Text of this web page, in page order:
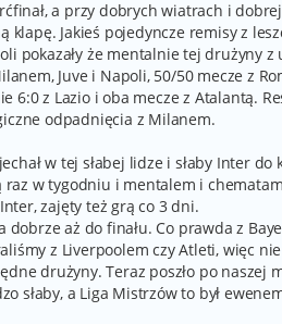
a przy dobrych wiatrach i
klapę. Jakieś pojedyncze remisy z
pokazały że mentalnie tej drużyny z
Juve i Napoli, 50/50 mecze z
6:0 z Lazio i oba mecze z Atalantą.
odpadnięcia z Milanem.
w tej słabej lidze i słaby Inter
w tygodniu i mentalem i
zajęty też grą co 3 dni.
dobrze aż do finału. Co prawda z
z Liverpoolem czy Atleti, więc
drużyny. Teraz poszło po naszej
słaby, a Liga Mistrzów to był